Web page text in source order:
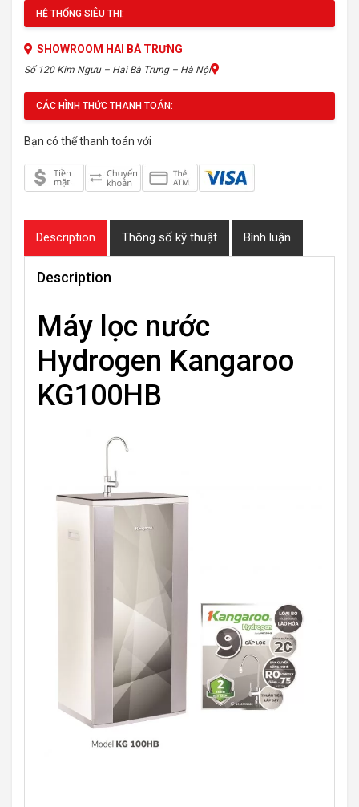
HỆ THỐNG SIÊU THỊ:
SHOWROOM HAI BÀ TRƯNG
Số 120 Kim Ngưu – Hai Bà Trưng – Hà Nội
CÁC HÌNH THỨC THANH TOÁN:
Bạn có thể thanh toán với
Description Thông số kỹ thuật Bình luận
Description
Máy lọc nước
Hydrogen Kangaroo
KG100HB